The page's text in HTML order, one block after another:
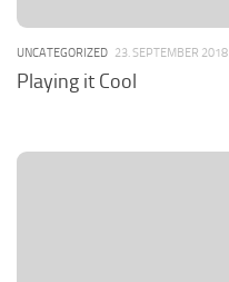
UNCATEGORIZED 23. SEPTEMBER 2018
Playing it Cool